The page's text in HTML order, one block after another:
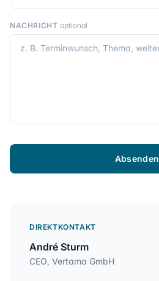
NACHRICHT optional
Absenden
DIREKTKONTAKT
André Sturm
CEO, Vertama GmbH